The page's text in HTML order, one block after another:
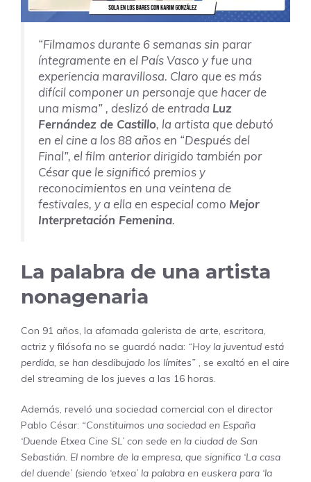
“Filmamos durante 6 semanas sin parar
íntegramente en el País Vasco y fue una
experiencia maravillosa. Claro que es más
difícil componer un personaje que hacer de
una misma” , deslizó de entrada Luz
Fernández de Castillo, la artista que debutó
en el cine a los 88 años en “Después del
Final”, el film anterior dirigido también por
César que le significó premios y
reconocimientos en una veintena de
festivales, y a ella en especial como Mejor
Interpretación Femenina.
La palabra de una artista
nonagenaria
Con 91 años, la afamada galerista de arte, escritora,
actriz y filósofa no se guardó nada: “Hoy la juventud está
perdida, se han desdibujado los límites” , se exaltó en el aire
del streaming de los jueves a las 16 horas.
Además, reveló una sociedad comercial con el director
Pablo César: “Constituimos una sociedad en España
‘Duende Etxea Cine SL’ con sede en la ciudad de San
Sebastián. El nombre de la empresa, que significa ‘La casa
del duende’ (siendo ‘etxea’ la palabra en euskera para ‘la